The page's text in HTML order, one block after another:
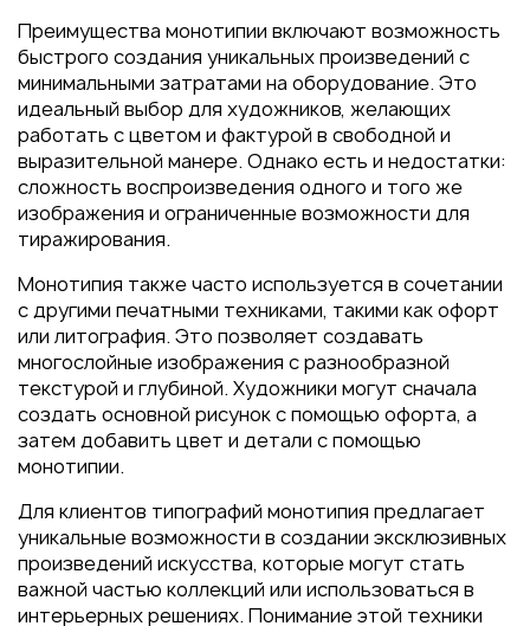
Преимущества монотипии включают возможность
быстрого создания уникальных произведений с
минимальными затратами на оборудование. Это
идеальный выбор для художников, желающих
работать с цветом и фактурой в свободной и
выразительной манере. Однако есть и недостатки:
сложность воспроизведения одного и того же
изображения и ограниченные возможности для
тиражирования.
Монотипия также часто используется в сочетании
с другими печатными техниками, такими как офорт
или литография. Это позволяет создавать
многослойные изображения с разнообразной
текстурой и глубиной. Художники могут сначала
создать основной рисунок с помощью офорта, а
затем добавить цвет и детали с помощью
монотипии.
Для клиентов типографий монотипия предлагает
уникальные возможности в создании эксклюзивных
произведений искусства, которые могут стать
важной частью коллекций или использоваться в
интерьерных решениях. Понимание этой техники